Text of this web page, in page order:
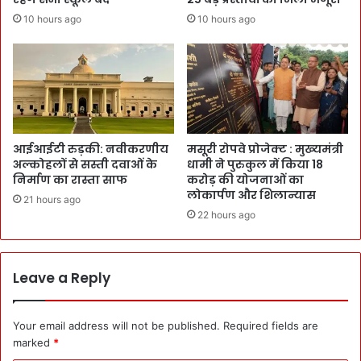
10 hours ago 10 hours ago
आईआईटी रुड़की: नवीकरणीय
अल्कोहलों से सस्ती दवाओं के
निर्माण का रास्ता साफ
21 hours ago
मसूरी रोपवे प्रोजेक्ट : मुख्‍यमंत्री
धामी ने पुरुकुल में किया 18
करोड़ की योजनाओं का
लोकार्पण और शिलान्यास
22 hours ago
Leave a Reply
Your email address will not be published. Required fields are
marked *